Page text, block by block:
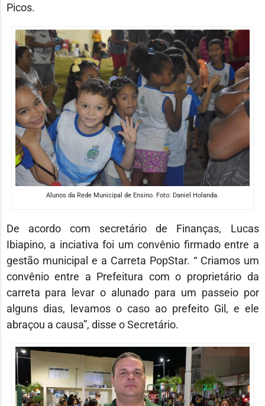
Picos.
Alunos da Rede Municipal de Ensino. Foto: Daniel Holanda.
De acordo com secretário de Finanças, Lucas
Ibiapino, a inciativa foi um convênio firmado entre a
gestão municipal e a Carreta PopStar. “ Criamos um
convênio entre a Prefeitura com o proprietário da
carreta para levar o alunado para um passeio por
alguns dias, levamos o caso ao prefeito Gil, e ele
abraçou a causa”, disse o Secretário.